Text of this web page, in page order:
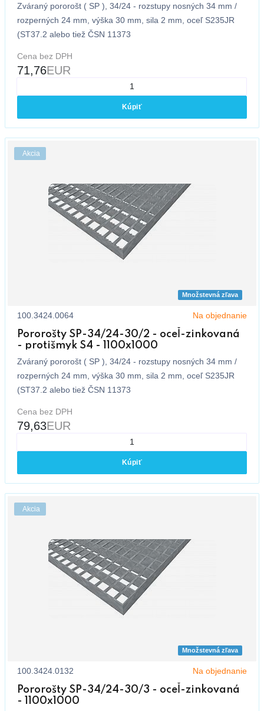
Zváraný pororošt ( SP ), 34/24 - rozstupy nosných 34 mm /
rozperných 24 mm, výška 30 mm, sila 2 mm, oceľ S235JR
(ST37.2 alebo tiež ČSN 11373
Cena bez DPH
71,76EUR
Kúpiť
Akcia
Množstevná zľava
100.3424.0064 Na objednanie
Pororošty SP-34/24-30/2 - oceľ-zinkovaná
- protišmyk S4 - 1100x1000
Zváraný pororošt ( SP ), 34/24 - rozstupy nosných 34 mm /
rozperných 24 mm, výška 30 mm, sila 2 mm, oceľ S235JR
(ST37.2 alebo tiež ČSN 11373
Cena bez DPH
79,63EUR
Kúpiť
Akcia
Množstevná zľava
100.3424.0132 Na objednanie
Pororošty SP-34/24-30/3 - oceľ-zinkovaná
- 1100x1000